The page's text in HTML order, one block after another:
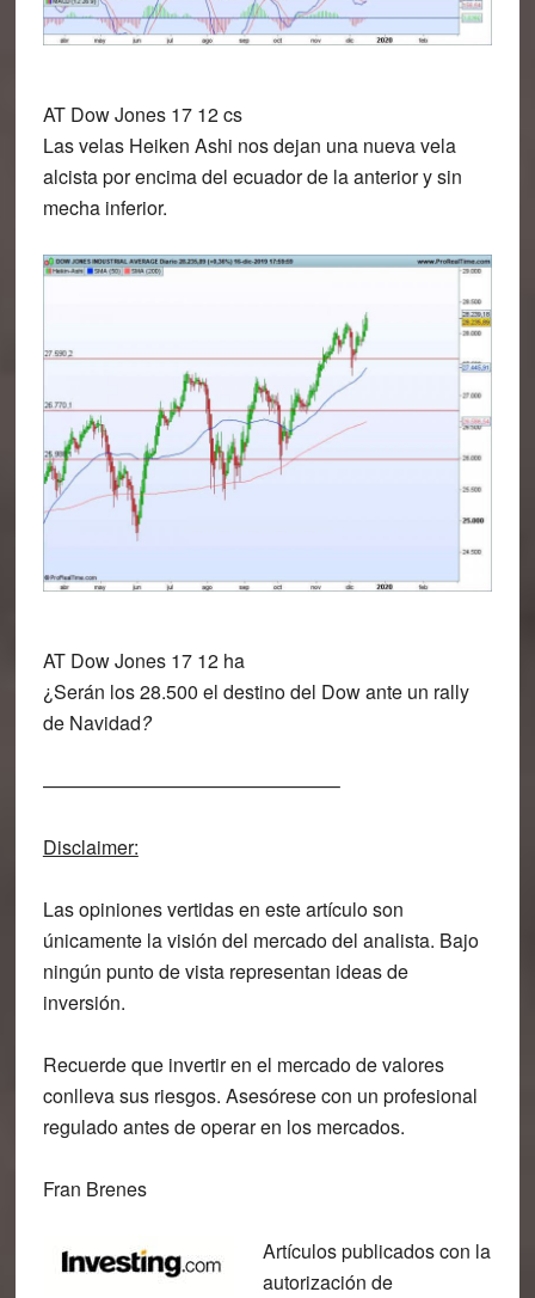
AT Dow Jones 17 12 cs
Las velas Heiken Ashi nos dejan una nueva vela
alcista por encima del ecuador de la anterior y sin
mecha inferior.
AT Dow Jones 17 12 ha
¿Serán los 28.500 el destino del Dowante un rally
de Navidad?
———————————————–
Disclaimer:
Las opiniones vertidas en este artículo son
únicamente la visión del mercado del analista. Bajo
ningún punto de vista representan ideas de
inversión.
Recuerde que invertir en el mercado de valores
conlleva sus riesgos. Asesórese con un profesional
regulado antes de operar en los mercados.
Fran Brenes
Artículos publicados con la
autorización de